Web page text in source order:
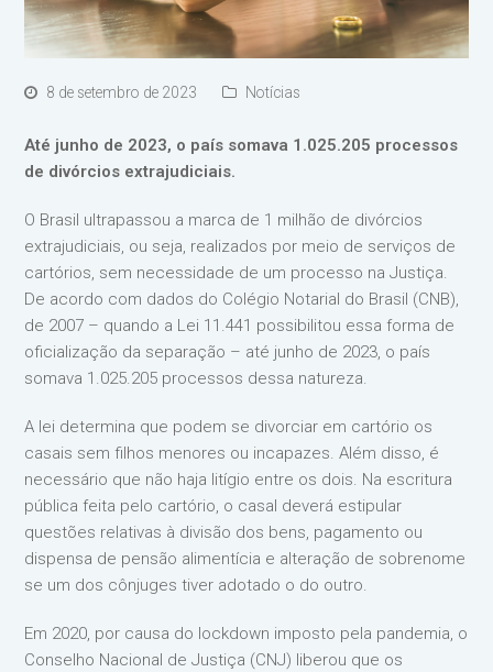
8 de setembro de 2023 Notícias
Até junho de 2023, o país somava 1.025.205 processos
de divórcios extrajudiciais.
O Brasil ultrapassou a marca de 1 milhão de divórcios
extrajudiciais, ou seja, realizados por meio de serviços de
cartórios, sem necessidade de um processo na Justiça.
De acordo com dados do Colégio Notarial do Brasil (CNB),
de 2007 – quando a Lei 11.441 possibilitou essa forma de
oficialização da separação – até junho de 2023, o país
somava 1.025.205 processos dessa natureza.
A lei determina que podem se divorciar em cartório os
casais sem filhos menores ou incapazes. Além disso, é
necessário que não haja litígio entre os dois. Na escritura
pública feita pelo cartório, o casal deverá estipular
questões relativas à divisão dos bens, pagamento ou
dispensa de pensão alimentícia e alteração de sobrenome
se um dos cônjuges tiver adotado o do outro.
Em 2020, por causa do lockdown imposto pela pandemia, o
Conselho Nacional de Justiça (CNJ) liberou que os